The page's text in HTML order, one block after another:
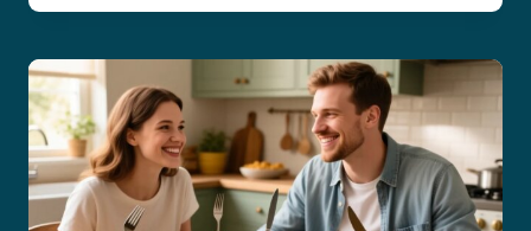
AU
:
EXPLOSION
DE
SAVEURS
MÉDITERRANÉENNES